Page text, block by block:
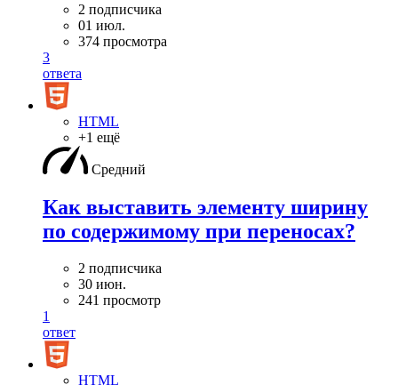
2 подписчика
01 июл.
374 просмотра
3
ответа
HTML
+1 ещё
Средний
Как выставить элементу ширину
по содержимому при переносах?
2 подписчика
30 июн.
241 просмотр
1
ответ
HTML